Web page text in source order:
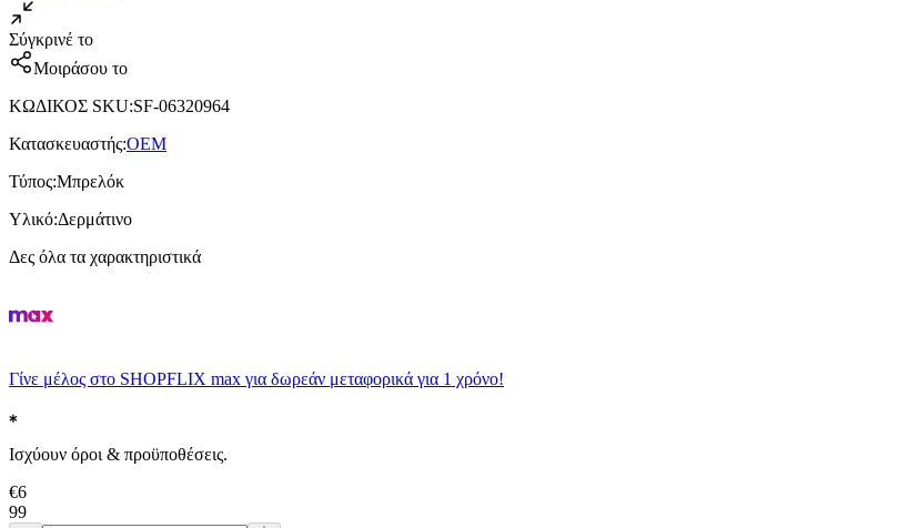
Σύγκρινέ το
Μοιράσου το
ΚΩΔΙΚΟΣ SKU:SF-06320964
Κατασκευαστής:OEM
Τύπος:Μπρελόκ
Υλικό:Δερμάτινο
Δες όλα τα χαρακτηριστικά
Γίνε μέλος στο SHOPFLIX max για δωρεάν μεταφορικά για 1 χρόνο!
Ισχύουν όροι & προϋποθέσεις.
€6
99